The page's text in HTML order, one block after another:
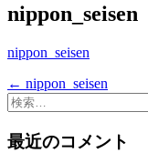
nippon_seisen
nippon_seisen
投
稿
ナ
← nippon_seisen
検
最近のコメント